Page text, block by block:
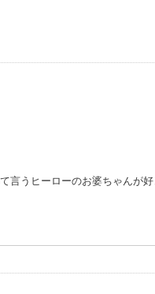
言うヒーローのお婆ちゃんが